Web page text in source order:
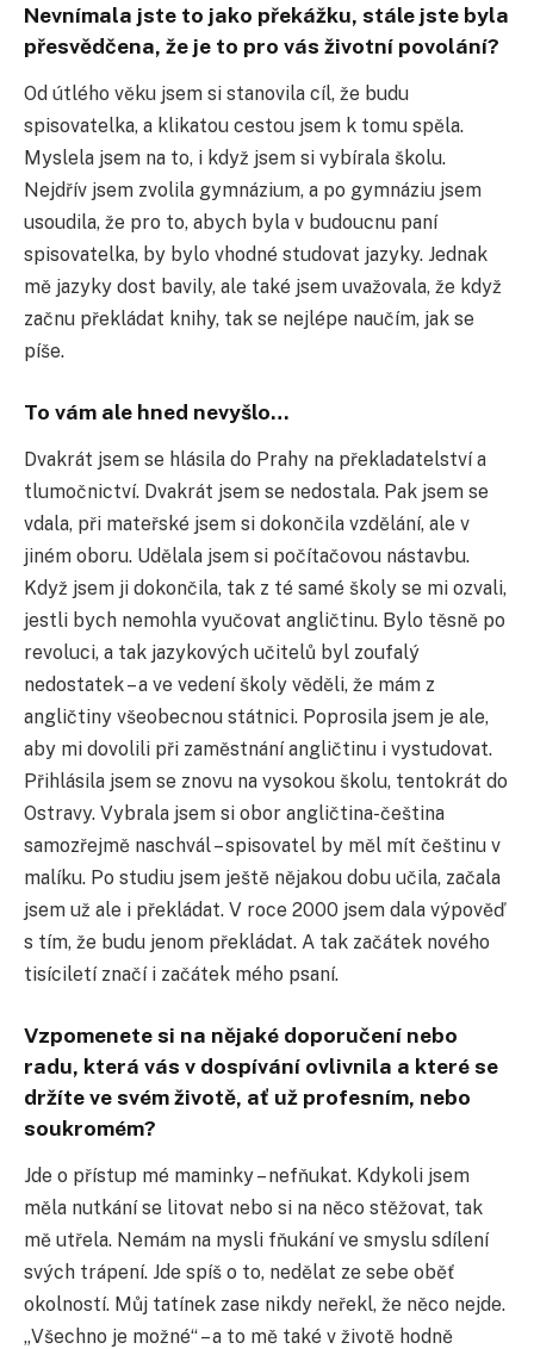
Nevnímala jste to jako překážku, stále jste byla
přesvědčena, že je to pro vás životní povolání?
Od útlého věku jsem si stanovila cíl, že budu
spisovatelka, a klikatou cestou jsem k tomu spěla.
Myslela jsem na to, i když jsem si vybírala školu.
Nejdřív jsem zvolila gymnázium, a po gymnáziu jsem
usoudila, že pro to, abych byla v budoucnu paní
spisovatelka, by bylo vhodné studovat jazyky. Jednak
mě jazyky dost bavily, ale také jsem uvažovala, že když
začnu překládat knihy, tak se nejlépe naučím, jak se
píše.
To vám ale hned nevyšlo…
Dvakrát jsem se hlásila do Prahy na překladatelství a
tlumočnictví. Dvakrát jsem se nedostala. Pak jsem se
vdala, při mateřské jsem si dokončila vzdělání, ale v
jiném oboru. Udělala jsem si počítačovou nástavbu.
Když jsem ji dokončila, tak z té samé školy se mi ozvali,
jestli bych nemohla vyučovat angličtinu. Bylo těsně po
revoluci, a tak jazykových učitelů byl zoufalý
nedostatek – a ve vedení školy věděli, že mám z
angličtiny všeobecnou státnici. Poprosila jsem je ale,
aby mi dovolili při zaměstnání angličtinu i vystudovat.
Přihlásila jsem se znovu na vysokou školu, tentokrát do
Ostravy. Vybrala jsem si obor angličtina-čeština
samozřejmě naschvál – spisovatel by měl mít češtinu v
malíku. Po studiu jsem ještě nějakou dobu učila, začala
jsem už ale i překládat. V roce 2000 jsem dala výpověď
s tím, že budu jenom překládat. A tak začátek nového
tisíciletí značí i začátek mého psaní.
Vzpomenete si na nějaké doporučení nebo
radu, která vás v dospívání ovlivnila a které se
držíte ve svém životě, ať už profesním, nebo
soukromém?
Jde o přístup mé maminky – nefňukat. Kdykoli jsem
měla nutkání se litovat nebo si na něco stěžovat, tak
mě utřela. Nemám na mysli fňukání ve smyslu sdílení
svých trápení. Jde spíš o to, nedělat ze sebe oběť
okolností. Můj tatínek zase nikdy neřekl, že něco nejde.
„Všechno je možné“ – a to mě také v životě hodně